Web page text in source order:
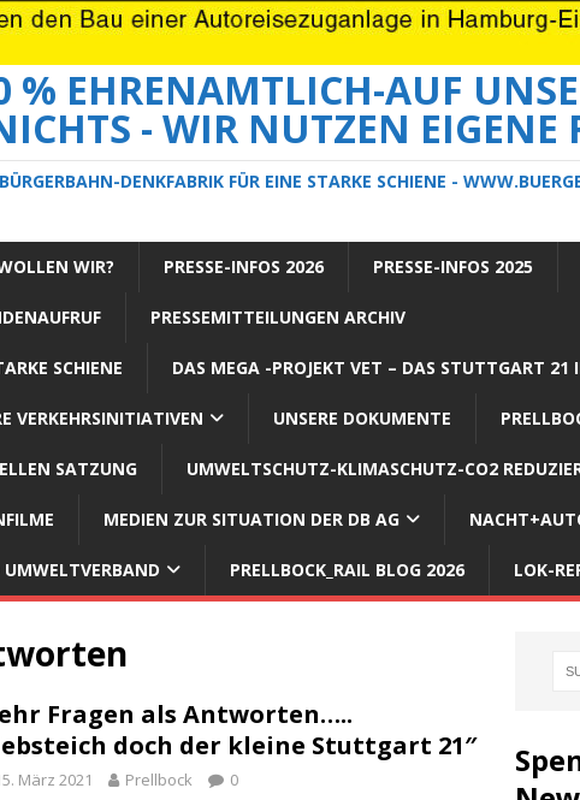
% EHRENAMTLICH-AUF
- WIR NUTZEN EIGENE
DENKFABRIK FÜR EINE STARKE SCHIENE -
WIR? PRESSE-INFOS 2026 PRESSE-INFOS 2025
PRESSEMITTEILUNGEN ARCHIV
SCHIENE DAS MEGA -PROJEKT VET – DAS STUTTGART 21
VERKEHRSINITIATIVEN UNSERE DOKUMENTE
SATZUNG UMWELTSCHUTZ-KLIMASCHUTZ-CO2
MEDIEN ZUR SITUATION DER DB AG
PRELLBOCK_RAIL BLOG 2026 LOK-
Fragen als Antworten…..
doch der kleine Stuttgart 21″
März 2021 Prellbock 0